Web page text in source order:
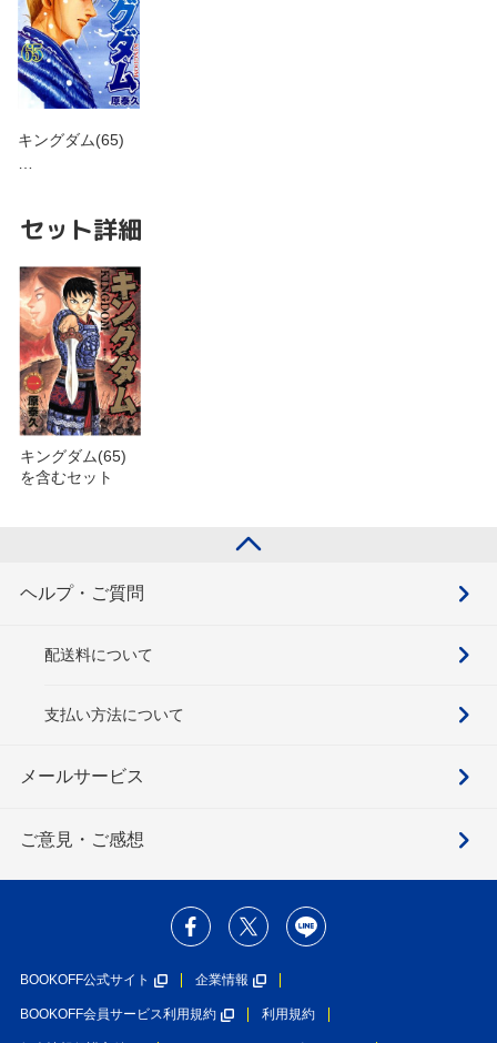
キングダム(65)
セット詳細
キングダム(65)
を含むセット
ヘルプ・ご質問
配送料について
支払い方法について
メールサービス
ご意見・ご感想
BOOKOFF公式サイト 企業情報
BOOKOFF会員サービス利用規約 利用規約